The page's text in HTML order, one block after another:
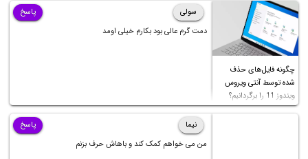
چگونه فایل‌های حذف
شده توسط آنتی ویروس
ویندوز 11 را برگردانیم؟
سولی
دمت گرم عالی بود بکارم خیلی اومد
پاسخ
نیما
من می خواهم کمک کند و باهاش حرف بزنم
پاسخ